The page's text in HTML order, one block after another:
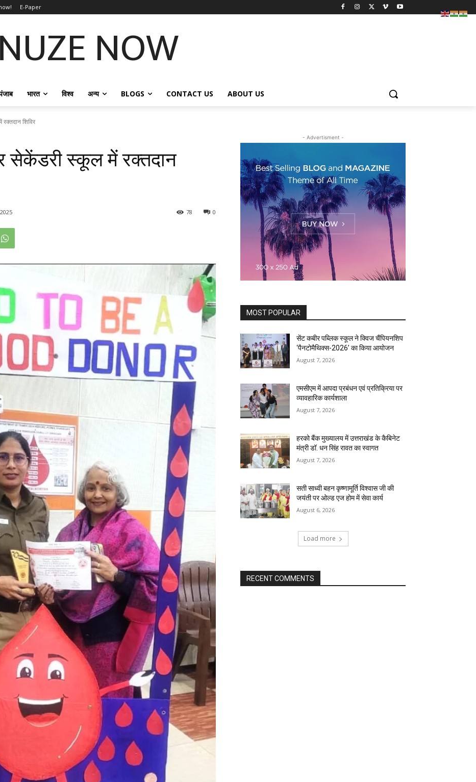
E-Paper
NOW
भारत विश्व अन्य BLOGS CONTACT US ABOUT US
शिविर
सेकेंडरी स्कूल में रक्तदान
0
78
- Advertisment -
MOST POPULAR
सेंट कबीर पब्लिक स्कूल ने क्विज चैंपियनशिप
‘पैनटोमैथिक्स-2026’ का किया आयोजन
August 7, 2026
एमसीएम में आपदा प्रबंधन एवं प्रतिक्रिया पर
व्यावहारिक कार्यशाला
August 7, 2026
हरको बैंक मुख्यालय में उत्तराखंड के कैबिनेट
मंत्री डॉ. धन सिंह रावत का स्वागत
August 7, 2026
सती साध्वी बहन कृष्णामूर्ति विश्वास जी की
जयंती पर ओल्ड एज होम में सेवा कार्य
August 6, 2026
Load more
RECENT COMMENTS